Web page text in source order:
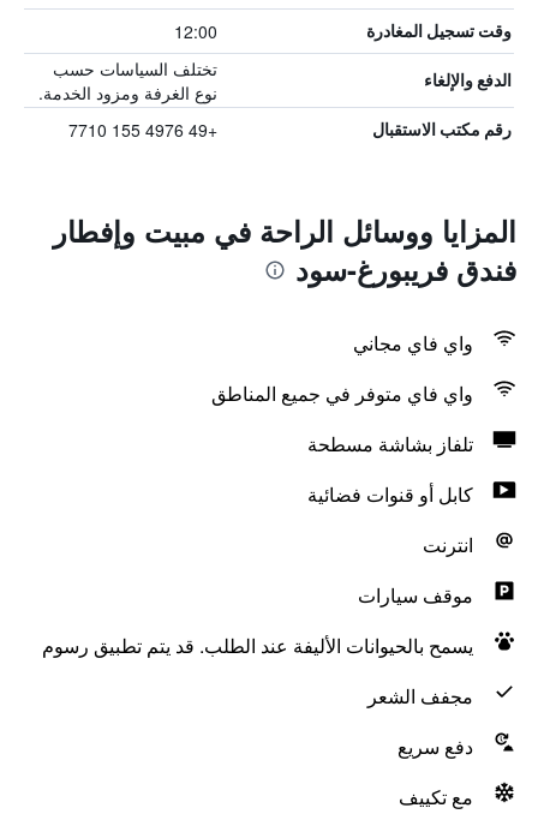
وقت تسجيل المغادرة 12:00
الدفع والإلغاء
تختلف السياسات حسب
نوع الغرفة ومزود الخدمة.
رقم مكتب الاستقبال +49 4976 155 7710
المزايا ووسائل الراحة في مبيت وإفطار
فندق فريبورغ-سود
واي فاي مجاني
واي فاي متوفر في جميع المناطق
تلفاز بشاشة مسطحة
كابل أو قنوات فضائية
انترنت
موقف سيارات
يسمح بالحيوانات الأليفة عند الطلب. قد يتم تطبيق رسوم
مجفف الشعر
دفع سريع
مع تكييف